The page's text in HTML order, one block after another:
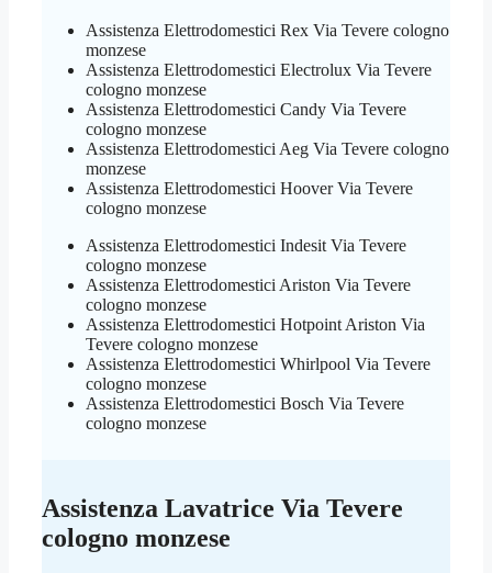
Assistenza Elettrodomestici Rex Via Tevere cologno
monzese
Assistenza Elettrodomestici Electrolux Via Tevere
cologno monzese
Assistenza Elettrodomestici Candy Via Tevere
cologno monzese
Assistenza Elettrodomestici Aeg Via Tevere cologno
monzese
Assistenza Elettrodomestici Hoover Via Tevere
cologno monzese
Assistenza Elettrodomestici Indesit Via Tevere
cologno monzese
Assistenza Elettrodomestici Ariston Via Tevere
cologno monzese
Assistenza Elettrodomestici Hotpoint Ariston Via
Tevere cologno monzese
Assistenza Elettrodomestici Whirlpool Via Tevere
cologno monzese
Assistenza Elettrodomestici Bosch Via Tevere
cologno monzese
Assistenza Lavatrice Via Tevere
cologno monzese